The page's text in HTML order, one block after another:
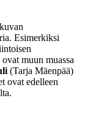
Esimerkiksi
muun muassa
(Tarja Mäenpää)
ovat edelleen